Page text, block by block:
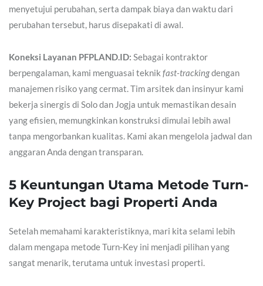
menyetujui perubahan, serta dampak biaya dan waktu dari
perubahan tersebut, harus disepakati di awal.
Koneksi Layanan PFPLAND.ID: Sebagai kontraktor
berpengalaman, kami menguasai teknik fast-trackingdengan
manajemen risiko yang cermat. Tim arsitek dan insinyur kami
bekerja sinergis di Solo dan Jogja untuk memastikan desain
yang efisien, memungkinkan konstruksi dimulai lebih awal
tanpa mengorbankan kualitas. Kami akan mengelola jadwal dan
anggaran Anda dengan transparan.
5 Keuntungan Utama Metode Turn-
Key Project bagi Properti Anda
Setelah memahami karakteristiknya, mari kita selami lebih
dalam mengapa metode Turn-Key ini menjadi pilihan yang
sangat menarik, terutama untuk investasi properti.